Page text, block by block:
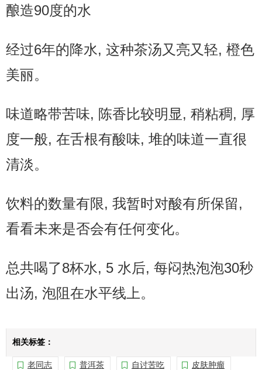
酿造90度的水
经过6年的降水, 这种茶汤又亮又轻, 橙色
美丽。
味道略带苦味, 陈香比较明显, 稍粘稠, 厚
度一般, 在舌根有酸味, 堆的味道一直很
清淡。
饮料的数量有限, 我暂时对酸有所保留,
看看未来是否会有任何变化。
总共喝了8杯水, 5 水后, 每闷热泡泡30秒
出汤, 泡阻在水平线上。
相关标签：
老同志 普洱茶 自讨苦吃 皮肤肿瘤